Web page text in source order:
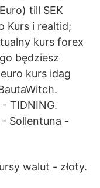
till SEK
Kurs i realtid;
kurs forex
będziesz
kurs idag
TIDNING.
Sollentuna -
walut - złoty.